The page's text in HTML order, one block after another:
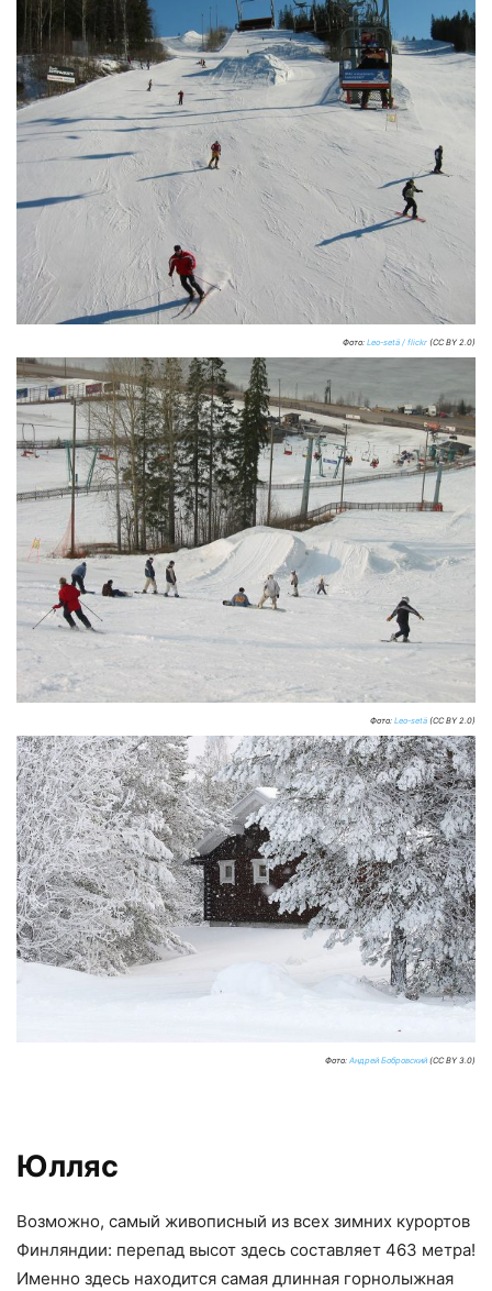
Фото: Leo-setä / flickr (CC BY 2.0)
Фото: Leo-setä (CC BY 2.0)
Фото: Андрей Бобровский(CC BY 3.0)
Юлляс
Возможно, самый живописный из всех зимних курортов
Финляндии: перепад высот здесь составляет 463 метра!
Именно здесь находится самая длинная горнолыжная